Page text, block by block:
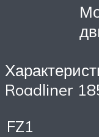
Roadliner
FZ1